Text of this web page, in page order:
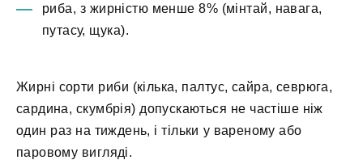
риба, з жирністю менше 8% (мінтай, навага,
путасу, щука).
Жирні сорти риби (кілька, палтус, сайра, севрюга,
сардина, скумбрія) допускаються не частіше ніж
один раз на тиждень, і тільки у вареному або
паровому вигляді.